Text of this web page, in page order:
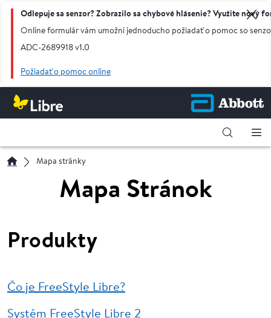
Odlepuje sa senzor? Zobrazilo sa chybové hlásenie? Využite nový
Online formulár vám umožní jednoducho požiadať o pomoc so
ADC-2689918 v1.0
Požiadať o pomoc online
Mapa stránky
Mapa Stránok
Produkty
Čo je FreeStyle Libre?
Systém FreeStyle Libre 2